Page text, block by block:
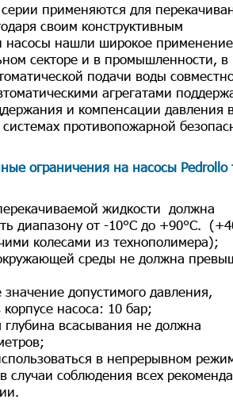
применяются для
своим конструктивным
насосы нашли широкое
секторе и в промышленности, в
подачи воды
агрегатами
и компенсации давления
противопожарной
ограничения на насосы Pedrollo
жидкости должна
диапазону от -10°C до +90°C.
колесами из технополимера);
среды не должна
допустимого давления,
насоса: 10 бар;
всасывания не должна
в непрерывном
случаи соблюдения всех